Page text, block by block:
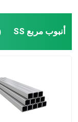
أنبوب مربع SS